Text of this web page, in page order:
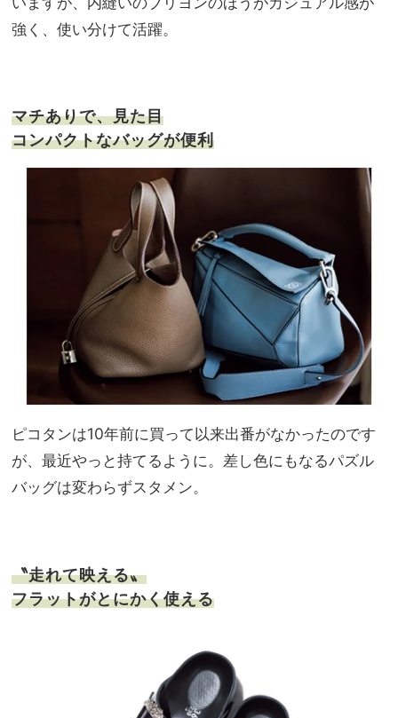
強く、使い分けて活躍。
マチありで、見た目
コンパクトなバッグが便利
ピコタンは10年前に買って以来出番がなかったのです
が、最近やっと持てるように。差し色にもなるパズル
バッグは変わらずスタメン。
〝走れて映える〟
フラットがとにかく使える